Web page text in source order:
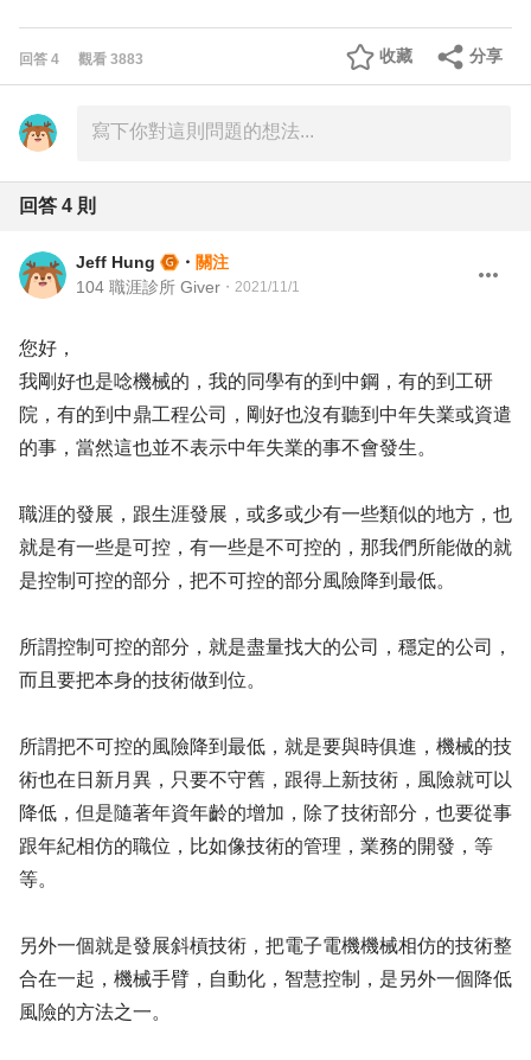
回答 4 觀看 3883 分享
收藏
回答 4 則
Jeff Hung ・ 關注
104 職涯診所 Giver ・ 2021/11/1
您好，
我剛好也是唸機械的，我的同學有的到中鋼，有的到工研
院，有的到中鼎工程公司，剛好也沒有聽到中年失業或資遣
的事，當然這也並不表示中年失業的事不會發生。
職涯的發展，跟生涯發展，或多或少有一些類似的地方，也
就是有一些是可控，有一些是不可控的，那我們所能做的就
是控制可控的部分，把不可控的部分風險降到最低。
所謂控制可控的部分，就是盡量找大的公司，穩定的公司，
而且要把本身的技術做到位。
所謂把不可控的風險降到最低，就是要與時俱進，機械的技
術也在日新月異，只要不守舊，跟得上新技術，風險就可以
降低，但是隨著年資年齡的增加，除了技術部分，也要從事
跟年紀相仿的職位，比如像技術的管理，業務的開發，等
等。
另外一個就是發展斜槓技術，把電子電機機械相仿的技術整
合在一起，機械手臂，自動化，智慧控制，是另外一個降低
風險的方法之一。